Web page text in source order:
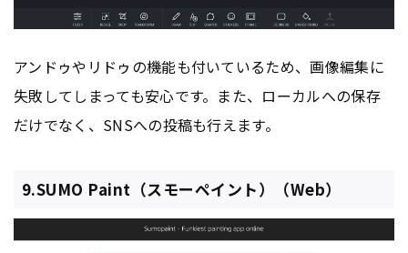
アンドゥやリドゥの機能も付いているため、画像編集に
失敗してしまっても安心です。また、ローカルへの保存
だけでなく、SNSへの投稿も行えます。
9.SUMO Paint（スモーペイント）（Web）